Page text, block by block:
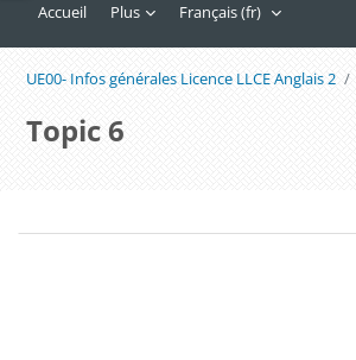
Accueil Plus Français ‎(fr)‎
UE00- Infos générales Licence LLCE Anglais 2
Topic 6
Blocs
Résumé de section